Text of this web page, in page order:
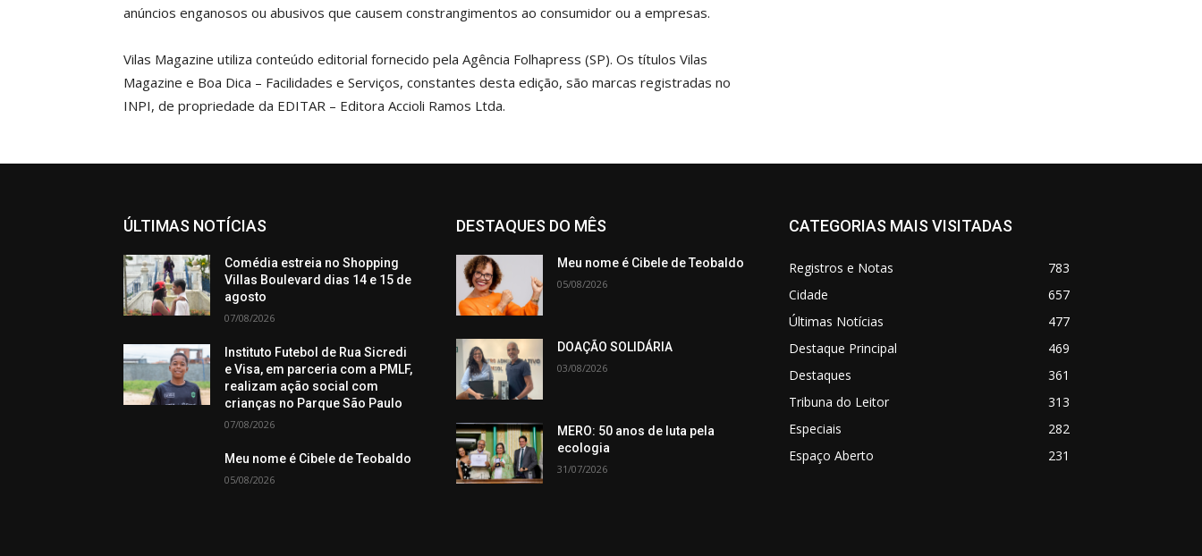
anúncios enganosos ou abusivos que causem constrangimentos ao consumidor ou a empresas.
Vilas Magazine utiliza conteúdo editorial fornecido pela Agência Folhapress (SP). Os títulos Vilas
Magazine e Boa Dica – Facilidades e Serviços, constantes desta edição, são marcas registradas no
INPI, de propriedade da EDITAR – Editora Accioli Ramos Ltda.
ÚLTIMAS NOTÍCIAS
Comédia estreia no Shopping
Villas Boulevard dias 14 e 15 de
agosto
07/08/2026
Instituto Futebol de Rua Sicredi
e Visa, em parceria com a PMLF,
realizam ação social com
crianças no Parque São Paulo
07/08/2026
Meu nome é Cibele de Teobaldo
05/08/2026
DESTAQUES DO MÊS
Meu nome é Cibele de Teobaldo
05/08/2026
DOAÇÃO SOLIDÁRIA
03/08/2026
MERO: 50 anos de luta pela
ecologia
31/07/2026
CATEGORIAS MAIS VISITADAS
Registros e Notas
783
Cidade
657
Últimas Notícias
477
Destaque Principal
469
Destaques
361
Tribuna do Leitor
313
Especiais
282
Espaço Aberto
231